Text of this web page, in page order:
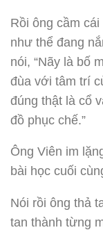
Rồi ông cầm
như thể đang
nói, “Nãy là bố
đùa với tâm trí
đúng thật là cổ
đồ phục chế.”
Ông Viên im
bài học cuối
Nói rồi ông thả
tan thành từng